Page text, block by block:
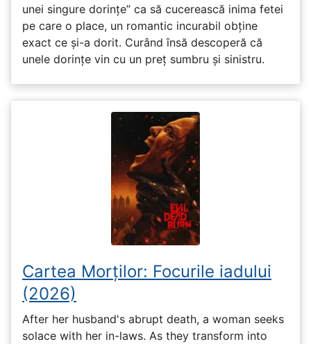
unei singure dorințe” ca să cucerească inima fetei
pe care o place, un romantic incurabil obține
exact ce și-a dorit. Curând însă descoperă că
unele dorințe vin cu un preț sumbru și sinistru.
Cartea Morților: Focurile iadului
(2026)
After her husband's abrupt death, a woman seeks
solace with her in-laws. As they transform into